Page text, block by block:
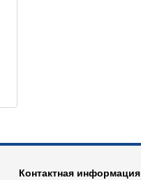
Контактная информация